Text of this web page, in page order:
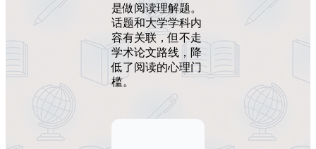
是做阅读理解题。
话题和大学学科内
容有关联，但不走
学术论文路线，降
低了阅读的心理门
槛。